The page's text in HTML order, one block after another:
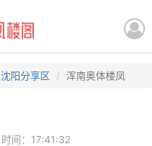
沈阳分享区 浑南奥体楼凤
时间：17:41:32